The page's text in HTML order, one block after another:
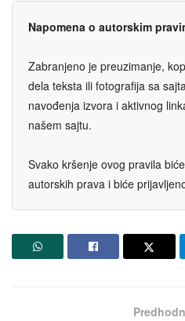
Napomena o autorskim
Zabranjeno je preuzimanje,
dela teksta ili fotografija sa
navođenja izvora i aktivnog
našem sajtu.
Svako kršenje ovog pravila
autorskih prava i biće